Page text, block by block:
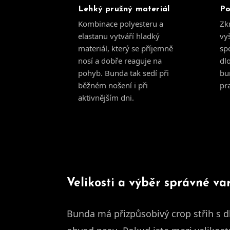
Lehký pružný materiál
Kombinace polyesteru a
elastanu vytváří hladký
materiál, který se příjemně
nosí a dobře reaguje na
pohyb. Bunda tak sedí při
běžném nošení i při
aktivnějším dni.
Velikosti a výběr správné
Bunda má přizpůsobivý crop střih s